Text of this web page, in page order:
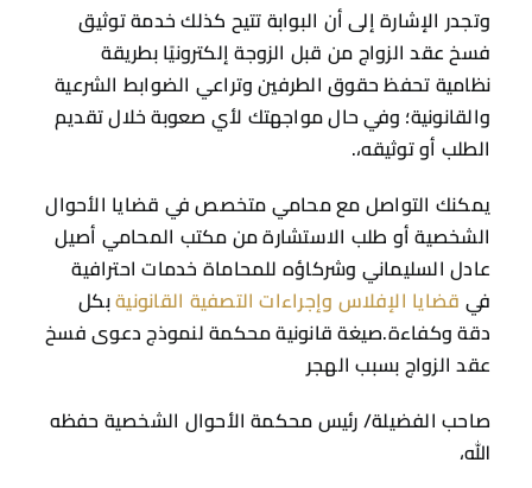
وتجدر الإشارة إلى أن البوابة تتيح كذلك خدمة توثيق
فسخ عقد الزواج من قبل الزوجة إلكترونيًا بطريقة
نظامية تحفظ حقوق الطرفين وتراعي الضوابط الشرعية
والقانونية؛ وفي حال مواجهتك لأي صعوبة خلال تقديم
الطلب أو توثيقه،.
يمكنك التواصل مع محامي متخصص في قضايا الأحوال
الشخصية أو طلب الاستشارة من مكتب المحامي أصيل
عادل السليماني وشركاؤه للمحاماة خدمات احترافية
في قضايا الإفلاس وإجراءات التصفية القانونيةبكل
دقة وكفاءة.صيغة قانونية محكمة لنموذج دعوى فسخ
عقد الزواج بسبب الهجر
صاحب الفضيلة/ رئيس محكمة الأحوال الشخصية حفظه
الله،